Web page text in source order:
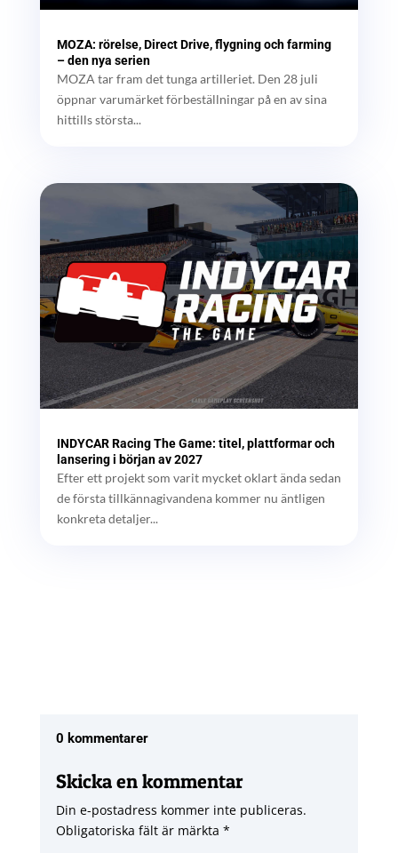
MOZA: rörelse, Direct Drive, flygning och farming
– den nya serien
MOZA tar fram det tunga artilleriet. Den 28 juli
öppnar varumärket förbeställningar på en av sina
hittills största...
INDYCAR Racing The Game: titel, plattformar och
lansering i början av 2027
Efter ett projekt som varit mycket oklart ända sedan
de första tillkännagivandena kommer nu äntligen
konkreta detaljer...
0 kommentarer
Skicka en kommentar
Din e-postadress kommer inte publiceras.
Obligatoriska fält är märkta *